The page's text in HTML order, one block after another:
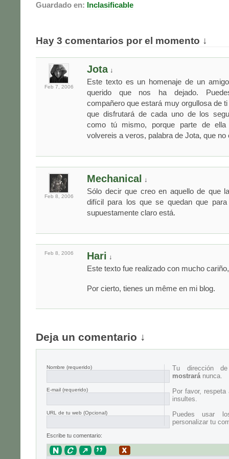
Guardado en: Inclasificable
Hay 3 comentarios por el momento ↓
Feb 7, 2006
Jota↓
Este texto es un homenaje de un
querido que nos ha dejado.
compañero que estará muy orgullosa de
que disfrutará de cada uno de los
como tú mismo, porque parte de
volvereis a veros, palabra de Jota, que no
Feb 8, 2006
Mechanical ↓
Sólo decir que creo en aquello de que
difícil para los que se quedan que
supuestamente claro está.
Feb 8, 2006 Hari ↓
Este texto fue realizado con mucho
Por cierto, tienes un même en mi blog.
Deja un comentario ↓
Nombre (requerido)
E-mail (requerido)
URL de tu web (Opcional)
Tu dirección
mostrará nunca.
Por favor,
insultes.
Puedes usar
personalizar tu
Escribe tu comentario: